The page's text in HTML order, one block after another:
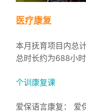
医疗康复
本月抚育项目内总
总时长约为688小时
个训康复课
爱保语言康复： 爱